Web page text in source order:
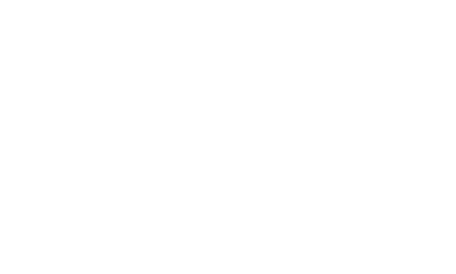
atividades